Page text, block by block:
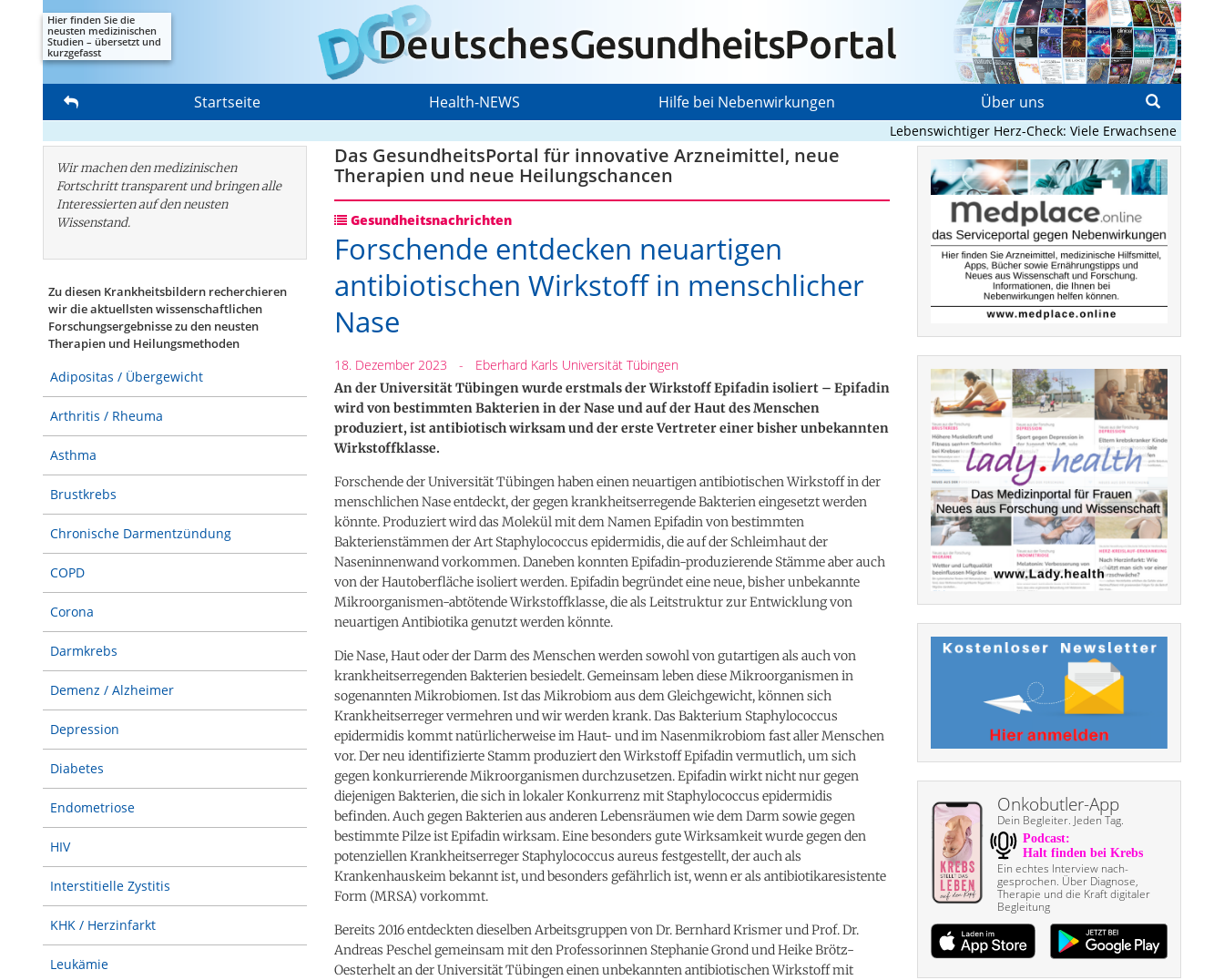
Hier finden Sie die
neusten medizinischen
Studien – übersetzt und
kurzgefasst
Startseite Health-NEWS Hilfe bei Nebenwirkungen Über uns
Lebenswichtiger Herz-Check: Viele Erwachsene mit
Wir machen den medizinischen
Fortschritt transparent und bringen alle
Interessierten auf den neusten
Wissenstand.
Zu diesen Krankheitsbildern recherchieren
wir die aktuellsten wissenschaftlichen
Forschungs­ergebnisse zu den neusten
Therapien und Heilungsmethoden
Adipositas / Übergewicht
Arthritis / Rheuma
Asthma
Brustkrebs
Chronische Darmentzündung
COPD
Corona
Darmkrebs
Demenz / Alzheimer
Depression
Diabetes
Endometriose
HIV
Interstitielle Zystitis
KHK / Herzinfarkt
Leukämie
Das GesundheitsPortal für innovative Arzneimittel, neue
Therapien und neue Heilungschancen
Gesundheitsnachrichten
Forschende entdecken neuartigen
antibiotischen Wirkstoff in menschlicher
Nase
18. Dezember 2023 - Eberhard Karls Universität Tübingen
An der Universität Tübingen wurde erstmals der Wirkstoff Epifadin isoliert – Epifadin
wird von bestimmten Bakterien in der Nase und auf der Haut des Menschen
produziert, ist antibiotisch wirksam und der erste Vertreter einer bisher unbekannten
Wirkstoffklasse.
Forschende der Universität Tübingen haben einen neuartigen antibiotischen Wirkstoff in der
menschlichen Nase entdeckt, der gegen krankheitserregende Bakterien eingesetzt werden
könnte. Produziert wird das Molekül mit dem Namen Epifadin von bestimmten
Bakterienstämmen der Art Staphylococcus epidermidis, die auf der Schleimhaut der
Naseninnenwand vorkommen. Daneben konnten Epifadin-produzierende Stämme aber auch
von der Hautoberfläche isoliert werden. Epifadin begründet eine neue, bisher unbekannte
Mikroorganismen-abtötende Wirkstoffklasse, die als Leitstruktur zur Entwicklung von
neuartigen Antibiotika genutzt werden könnte.
Die Nase, Haut oder der Darm des Menschen werden sowohl von gutartigen als auch von
krankheitserregenden Bakterien besiedelt. Gemeinsam leben diese Mikroorganismen in
sogenannten Mikrobiomen. Ist das Mikrobiom aus dem Gleichgewicht, können sich
Krankheitserreger vermehren und wir werden krank. Das Bakterium Staphylococcus
epidermidis kommt natürlicherweise im Haut- und im Nasenmikrobiom fast aller Menschen
vor. Der neu identifizierte Stamm produziert den Wirkstoff Epifadin vermutlich, um sich
gegen konkurrierende Mikroorganismen durchzusetzen. Epifadin wirkt nicht nur gegen
diejenigen Bakterien, die sich in lokaler Konkurrenz mit Staphylococcus epidermidis
befinden. Auch gegen Bakterien aus anderen Lebensräumen wie dem Darm sowie gegen
bestimmte Pilze ist Epifadin wirksam. Eine besonders gute Wirksamkeit wurde gegen den
potenziellen Krankheitserreger Staphylococcus aureus festgestellt, der auch als
Krankenhauskeim bekannt ist, und besonders gefährlich ist, wenn er als antibiotikaresistente
Form (MRSA) vorkommt.
Bereits 2016 entdeckten dieselben Arbeitsgruppen von Dr. Bernhard Krismer und Prof. Dr.
Andreas Peschel gemeinsam mit den Professorinnen Stephanie Grond und Heike Brötz-
Oesterhelt an der Universität Tübingen einen unbekannten antibiotischen Wirkstoff mit
Onkobutler-App
Dein Begleiter. Jeden Tag.
Ein echtes Interview nach­
gesprochen. Über Diagnose,
Therapie und die Kraft digitaler
Begleitung